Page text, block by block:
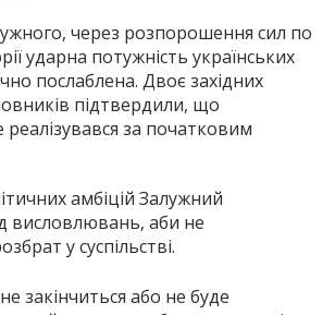
через розпорошення сил по
ударна потужність українських
послаблена. Двоє західних
підтвердили, що
реалізувався за початковим
амбіцій Залужний
висловлювань, аби не
у суспільстві.
закінчиться або не буде